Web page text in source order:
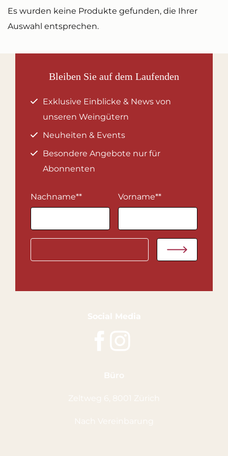
Es wurden keine Produkte gefunden, die Ihrer
Auswahl entsprechen.
Social Media
Büro
Zeltweg 6, 8001 Zürich
Nach Vereinbarung
Bleiben Sie auf dem Laufenden
Exklusive Einblicke & News von
unseren Weingütern
Neuheiten & Events
Besondere Angebote nur für
Abonnenten
Nachname** Vorname**